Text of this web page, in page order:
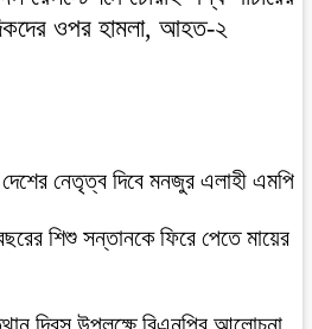
ওপর হামলা, আহত-২
দেশের নেতৃত্ব দিবে মনজুর এলাহী এমপি
শিশু সন্তানকে ফিরে পেতে মায়ের